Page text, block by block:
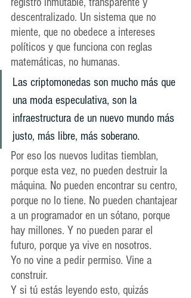
registro inmutable, transparente y
descentralizado. Un sistema que no
miente, que no obedece a intereses
políticos y que funciona con reglas
matemáticas, no humanas.
Las criptomonedas son mucho más que
una moda especulativa, son la
infraestructura de un nuevo mundo más
justo, más libre, más soberano.
Por eso los nuevos luditas tiemblan,
porque esta vez, no pueden destruir la
máquina. No pueden encontrar su centro,
porque no lo tiene. No pueden chantajear
a un programador en un sótano, porque
hay millones. Y no pueden parar el
futuro, porque ya vive en nosotros.
Yo no vine a pedir permiso. Vine a
construir.
Y si tú estás leyendo esto, quizás